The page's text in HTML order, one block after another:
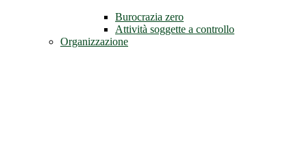
Burocrazia zero
Attività soggette a controllo
Organizzazione